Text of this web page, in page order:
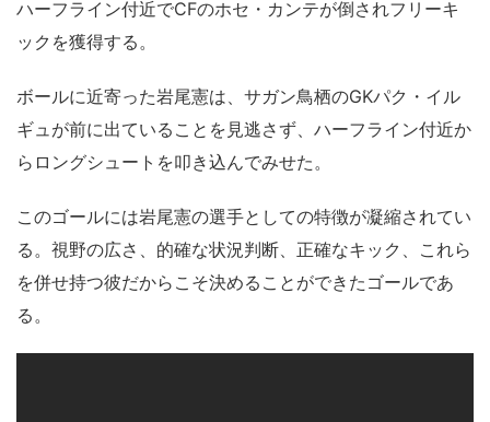
ハーフライン付近でCFのホセ・カンテが倒されフリーキ
ックを獲得する。
ボールに近寄った岩尾憲は、サガン鳥栖のGKパク・イル
ギュが前に出ていることを見逃さず、ハーフライン付近か
らロングシュートを叩き込んでみせた。
このゴールには岩尾憲の選手としての特徴が凝縮されてい
る。視野の広さ、的確な状況判断、正確なキック、これら
を併せ持つ彼だからこそ決めることができたゴールであ
る。